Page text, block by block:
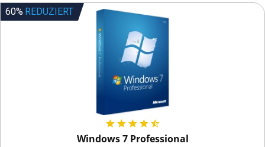
60% REDUZIERT
Windows 7 Professional